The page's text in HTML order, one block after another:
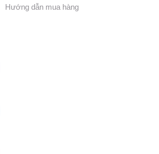
Hướng dẫn mua hàng